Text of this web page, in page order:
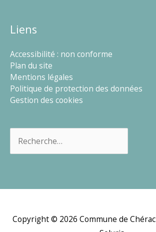
Liens
Accessibilité : non conforme
Plan du site
Mentions légales
Politique de protection des données
Gestion des cookies
Copyright © 2026 Commune de Chérac